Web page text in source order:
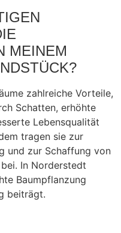
MEINEM
zahlreiche Vorteile,
Schatten, erhöhte
Lebensqualität
tragen sie zur
und zur Schaffung von
In Norderstedt
Baumpflanzung
beiträgt.